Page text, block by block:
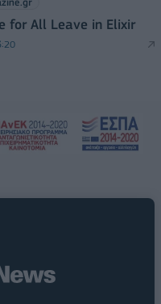
for All Leave in Elixir